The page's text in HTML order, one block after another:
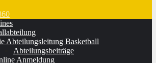
Abteilungsleitung Basketball
Abteilungsbeiträge
Anmeldung